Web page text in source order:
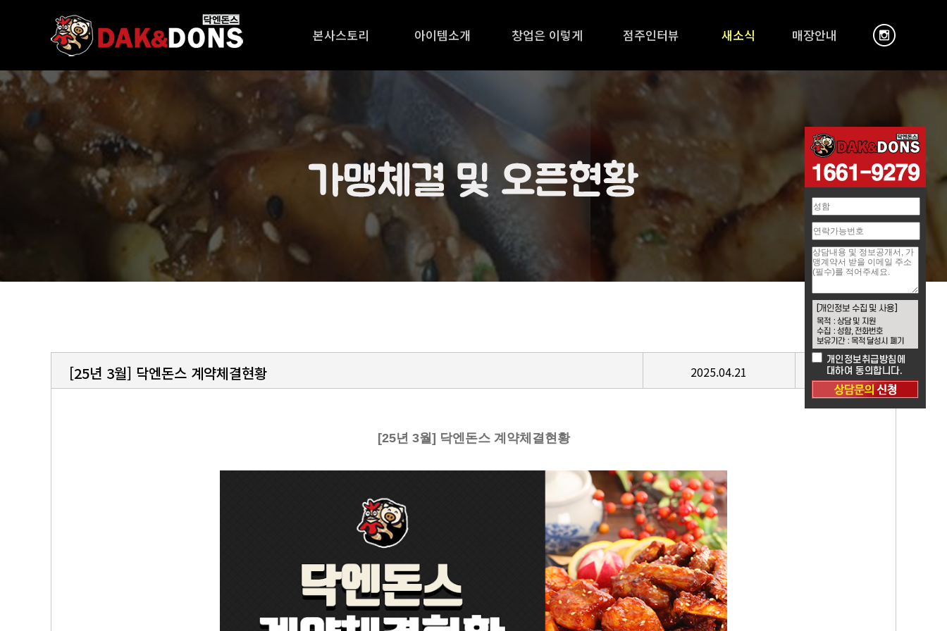
본사스토리 아이템소개 창업은 이렇게 점주인터뷰 새소식 매장안내
[25년 3월] 닥엔돈스 계약체결현황 2025.04.21 3345
[25년 3월] 닥엔돈스 계약체결현황